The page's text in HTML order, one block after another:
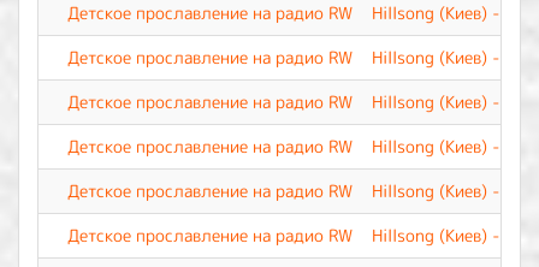
Детское прославление на радио RW
Hillsong (Киев) -
Детское прославление на радио RW
Hillsong (Киев) -
Детское прославление на радио RW
Hillsong (Киев) -
Детское прославление на радио RW
Hillsong (Киев) -
Детское прославление на радио RW
Hillsong (Киев) -
Детское прославление на радио RW
Hillsong (Киев) -